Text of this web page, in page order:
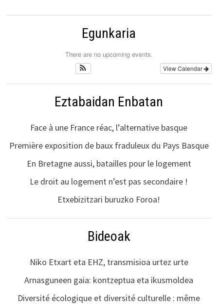
Egunkaria
There are no upcoming events.
View Calendar
Eztabaidan Enbatan
Face à une France réac, l’alternative basque
Première exposition de baux fraduleux du Pays Basque
En Bretagne aussi, batailles pour le logement
Le droit au logement n’est pas secondaire !
Etxebizitzari buruzko Foroa!
Bideoak
Niko Etxart eta EHZ, transmisioa urtez urte
Arnasguneen gaia: kontzeptua eta ikusmoldea
Diversité écologique et diversité culturelle : même